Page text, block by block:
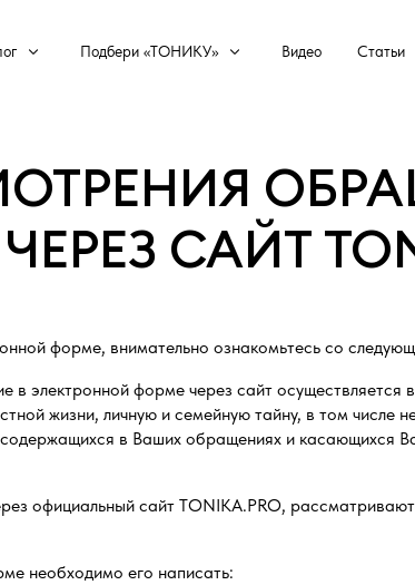
Подбери «ТОНИКУ» Видео Статьи
САЙТ
форме, внимательно ознакомьтесь со
электронной форме через сайт осуществляется
жизни, личную и семейную тайну, в том числе
в Ваших обращениях и касающихся
официальный сайт TONIKA.PRO,
необходимо его написать: